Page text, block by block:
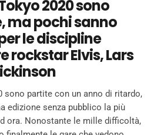
2020 sono
ma pochi sanno
le discipline
rockstar Elvis, Lars
sono partite con un anno di ritardo,
edizione senza pubblico la più
ora. Nonostante le mille difficoltà,